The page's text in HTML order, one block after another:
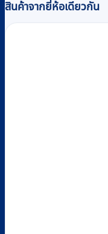
สินค้าจากยี่ห้อเดียวกัน